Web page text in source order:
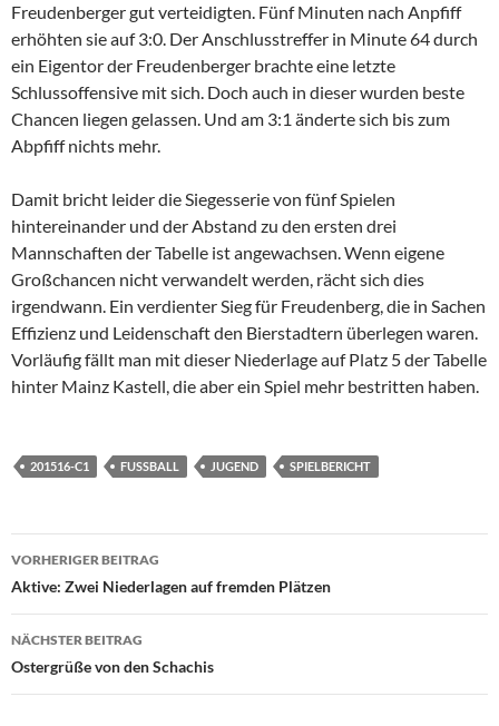
Freudenberger gut verteidigten. Fünf Minuten nach Anpfiff
erhöhten sie auf 3:0. Der Anschlusstreffer in Minute 64 durch
ein Eigentor der Freudenberger brachte eine letzte
Schlussoffensive mit sich. Doch auch in dieser wurden beste
Chancen liegen gelassen. Und am 3:1 änderte sich bis zum
Abpfiff nichts mehr.
Damit bricht leider die Siegesserie von fünf Spielen
hintereinander und der Abstand zu den ersten drei
Mannschaften der Tabelle ist angewachsen. Wenn eigene
Großchancen nicht verwandelt werden, rächt sich dies
irgendwann. Ein verdienter Sieg für Freudenberg, die in Sachen
Effizienz und Leidenschaft den Bierstadtern überlegen waren.
Vorläufig fällt man mit dieser Niederlage auf Platz 5 der Tabelle
hinter Mainz Kastell, die aber ein Spiel mehr bestritten haben.
201516-C1 FUSSBALL JUGEND SPIELBERICHT
Beitragsnavigation
VORHERIGER BEITRAG
Aktive: Zwei Niederlagen auf fremden Plätzen
NÄCHSTER BEITRAG
Ostergrüße von den Schachis